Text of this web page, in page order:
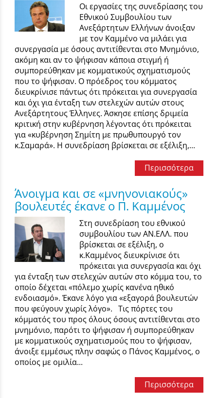
Οι εργασίες της συνεδρίασης του
Εθνικού Συμβουλίου των
Ανεξάρτητων Ελλήνων άνοιξαν
με τον Καμμένο να μιλάει για
συνεργασία με όσους αντιτίθενται στο Μνημόνιο,
ακόμη και αν το ψήφισαν κάποια στιγμή ή
συμπορεύθηκαν με κομματικούς σχηματισμούς
που το ψήφισαν. Ο πρόεδρος του κόμματος
διευκρίνισε πάντως ότι πρόκειται για συνεργασία
και όχι για ένταξη των στελεχών αυτών στους
Ανεξάρτητους Έλληνες. Άσκησε επίσης δριμεία
κριτική στην κυβέρνηση λέγοντας ότι πρόκειται
για «κυβέρνηση Σημίτη με πρωθυπουργό τον
κ.Σαμαρά». Η συνεδρίαση βρίσκεται σε εξέλιξη,...
Περισσότερα
Άνοιγμα και σε «μνηνονιακούς»
βουλευτές έκανε ο Π. Καμμένος
Στη συνεδρίαση του εθνικού
συμβουλίου των ΑΝ.ΕΛΛ. που
βρίσκεται σε εξέλιξη, ο
κ.Καμμένος διευκρίνισε ότι
πρόκειται για συνεργασία και όχι
για ένταξη των στελεχών αυτών στο κόμμα του, το
οποίο δέχεται «πόλεμο χωρίς κανένα ηθικό
ενδοιασμό». Έκανε λόγο για «εξαγορά βουλευτών
που φεύγουν χωρίς λόγο». Τις πόρτες του
κόμματός του προς όλους όσους αντιτίθενται στο
μνημόνιο, παρότι το ψήφισαν ή συμπορεύθηκαν
με κομματικούς σχηματισμούς που το ψήφισαν,
άνοιξε εμμέσως πλην σαφώς ο Πάνος Καμμένος, ο
οποίος με ομιλία...
Περισσότερα